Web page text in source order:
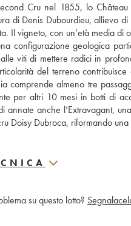
Cru nel 1855, lo
di Denis Dubourdieu, allievo
Il vigneto, con un’età media
configurazione geologica
viti di mettere radici in
del terreno
comprende almeno tre
per altri 10 mesi in botti di
annate anche l’Extravagant,
Doisy Dubroca, riformando
su questo lotto?